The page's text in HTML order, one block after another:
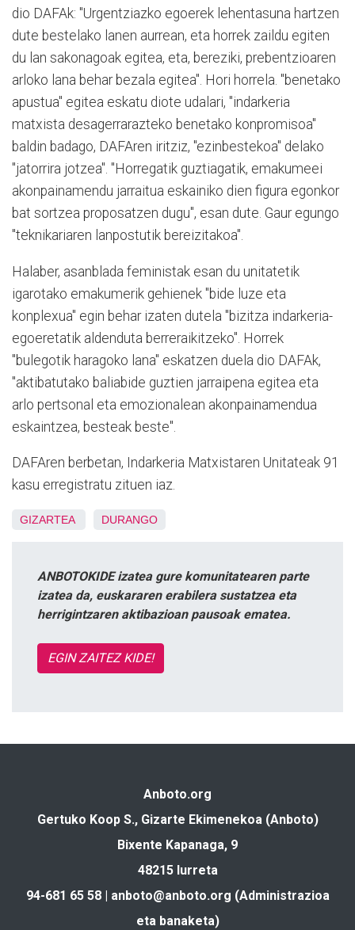
dio DAFAk: "Urgentziazko egoerek lehentasuna hartzen
dute bestelako lanen aurrean, eta horrek zaildu egiten
du lan sakonagoak egitea, eta, bereziki, prebentzioaren
arloko lana behar bezala egitea". Hori horrela. "benetako
apustua" egitea eskatu diote udalari, "indarkeria
matxista desagerrarazteko benetako konpromisoa"
baldin badago, DAFAren iritziz, "ezinbestekoa" delako
"jatorrira jotzea". "Horregatik guztiagatik, emakumeei
akonpainamendu jarraitua eskainiko dien figura egonkor
bat sortzea proposatzen dugu", esan dute. Gaur egungo
"teknikariaren lanpostutik bereizitakoa".
Halaber, asanblada feministak esan du unitatetik
igarotako emakumerik gehienek "bide luze eta
konplexua" egin behar izaten dutela "bizitza indarkeria-
egoeretatik aldenduta berreraikitzeko". Horrek
"bulegotik haragoko lana" eskatzen duela dio DAFAk,
"aktibatutako baliabide guztien jarraipena egitea eta
arlo pertsonal eta emozionalean akonpainamendua
eskaintzea, besteak beste".
DAFAren berbetan, Indarkeria Matxistaren Unitateak 91
kasu erregistratu zituen iaz.
GIZARTEA DURANGO
ANBOTOKIDE izatea gure komunitatearen parte
izatea da, euskararen erabilera sustatzea eta
herrigintzaren aktibazioan pausoak ematea.
EGIN ZAITEZ KIDE!
Anboto.org
Gertuko Koop S., Gizarte Ekimenekoa (Anboto)
Bixente Kapanaga, 9
48215 Iurreta
94-681 65 58 | anboto@anboto.org (Administrazioa
eta banaketa)